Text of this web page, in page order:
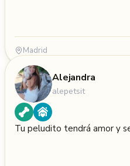
Madrid
Alejandra
alepetsit
Tu peludito tendrá amor y